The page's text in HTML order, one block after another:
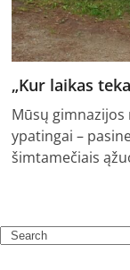
„Kur laikas
Mūsų
ypatingai –
šimtamečiais
Search